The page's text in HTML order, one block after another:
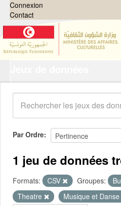
Connexion
Contact
Organisations
Groupes
Demandes 0
À propos
Par Ordre
1 jeu de données
Formats: CSV Groupes:
Theatre
Musique et Danse